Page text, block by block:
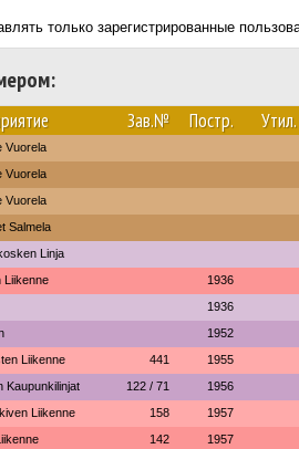
только зарегистрированные
Зав.№ Постр. Утил.
Vuorela
Vuorela
Vuorela
Salmela
Linja
Liikenne 1936
1936
1952
Liikenne 441 1955
Kaupunkilinjat 122 / 71 1956
Liikenne 158 1957
142 1957